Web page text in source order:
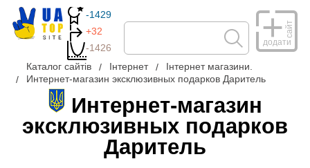
-1429
+32
-1426
додати
сайт
Каталог сайтів Інтернет
Інтернет магазини.
Интернет-магазин эксклюзивных подарков Даритель
Интернет-магазин
эксклюзивных подарков
Даритель